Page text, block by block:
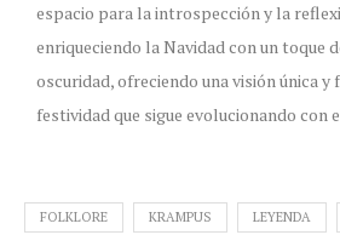
espacio para la introspección y la
enriqueciendo la Navidad con un toque
oscuridad, ofreciendo una visión única y
festividad que sigue evolucionando con
FOLKLORE KRAMPUS LEYENDA